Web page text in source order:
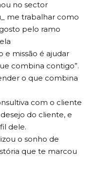
no sector
me trabalhar como
pelo ramo
e missão é ajudar
combina contigo”.
o que combina
com o cliente
do cliente, e
dele.
o sonho de
que te marcou